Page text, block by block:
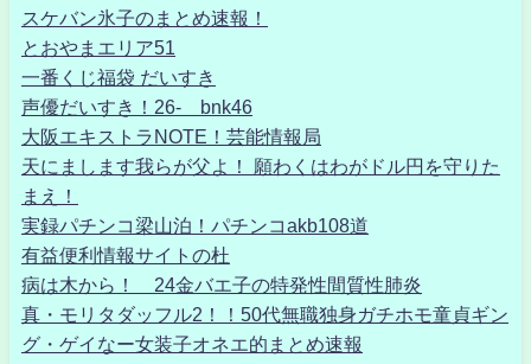
スケバン氷子のまとめ速報！
とおやまエリア51
一番くじ福袋 だいすき
声優だいすき！26- bnk46
大阪エキストラNOTE！芸能情報局
天にまします我らが父よ！ 願わくはわがドル円を守りた
まえ！
実録パチンコ梁山泊！パチンコakb108道
有益便利情報サイトの杜
病は木から！ 24金バエ子の特発性間質性肺炎
真・モリタダッフル2！！50代無職独身ガチホモ童貞ギン
グ・ゲイなー女装子オネエ的まとめ速報